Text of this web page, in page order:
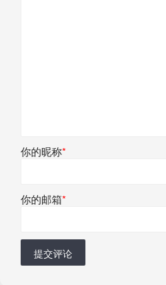
你的昵称*
你的邮箱*
提交评论